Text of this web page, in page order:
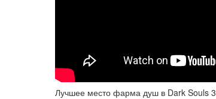
Лучшее место фарма душ в Dark Souls 3